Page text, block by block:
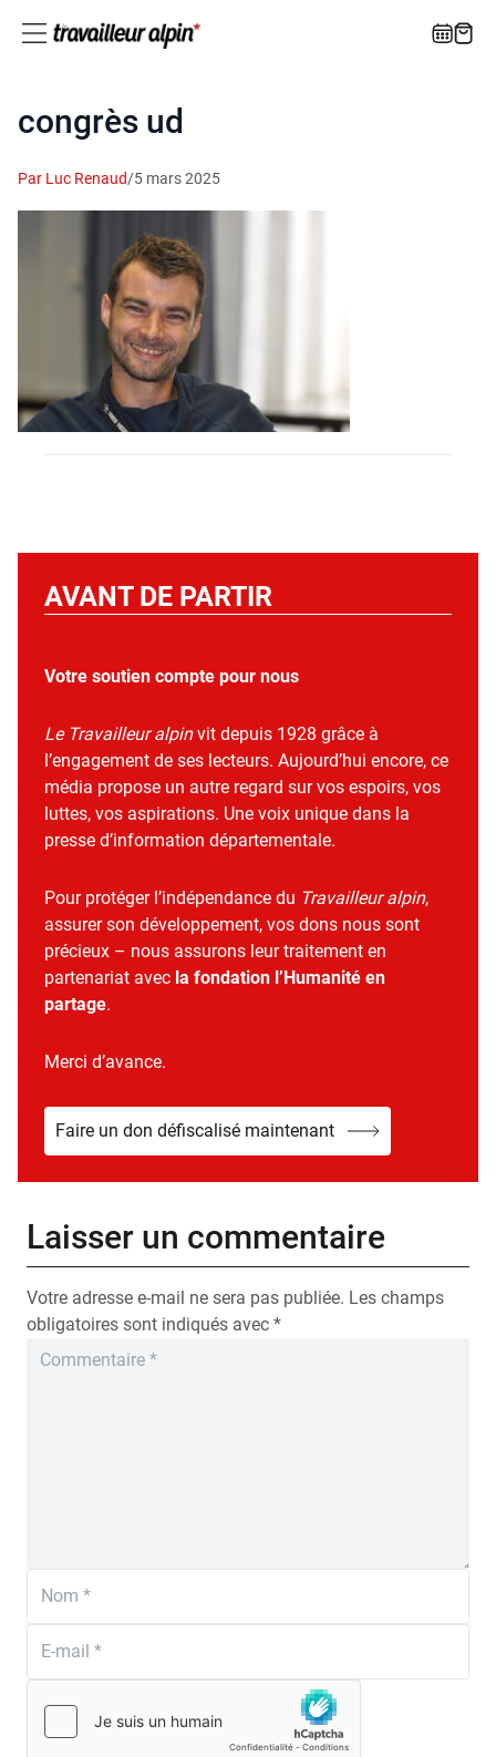
congrès ud
Par Luc Renaud/5 mars 2025
AVANT DE PARTIR
Votre soutien compte pour nous
Le Travailleur alpinvit depuis 1928 grâce à
l’engagement de ses lecteurs. Aujourd’hui encore, ce
média propose un autre regard sur vos espoirs, vos
luttes, vos aspirations. Une voix unique dans la
presse d’information départementale.
Pour protéger l’indépendance du Travailleur alpin,
assurer son développement, vos dons nous sont
précieux – nous assurons leur traitement en
partenariat avec la fondation l’Humanité en
partage.
Merci d’avance.
Faire un don défiscalisé maintenant
Laisser un commentaire
Votre adresse e-mail ne sera pas publiée. Les champs
obligatoires sont indiqués avec *